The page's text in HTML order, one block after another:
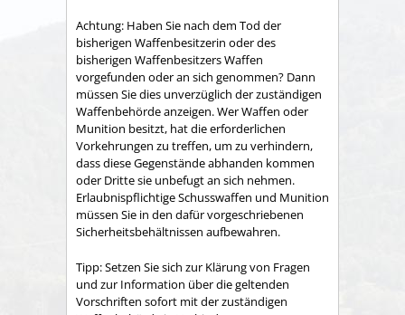
Achtung: Haben Sie nach dem Tod der
bisherigen Waffenbesitzerin oder des
bisherigen Waffenbesitzers Waffen
vorgefunden oder an sich genommen? Dann
müssen Sie dies unverzüglich der zuständigen
Waffenbehörde anzeigen.Wer Waffen oder
Munition besitzt, hat die erforderlichen
Vorkehrungen zu treffen, um zu verhindern,
dass diese Gegenstände abhanden kommen
oder Dritte sie unbefugt an sich nehmen.
Erlaubnispflichtige Schusswaffen und Munition
müssen Sie in den dafür vorgeschriebenen
Sicherheitsbehältnissen aufbewahren.
Tipp: Setzen Sie sich zur Klärung von Fragen
und zur Information über die geltenden
Vorschriften sofort mit der zuständigen